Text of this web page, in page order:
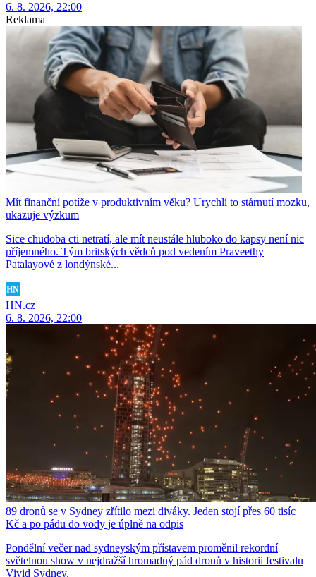
6. 8. 2026, 22:00
Reklama
Mít finanční potíže v produktivním věku? Urychlí to stárnutí mozku,
ukazuje výzkum
Sice chudoba cti netratí, ale mít neustále hluboko do kapsy není nic
příjemného. Tým britských vědců pod vedením Praveethy
Patalayové z londýnské...
HN.cz
6. 8. 2026, 22:00
89 dronů se v Sydney zřítilo mezi diváky. Jeden stojí přes 60 tisíc
Kč a po pádu do vody je úplně na odpis
Pondělní večer nad sydneyským přístavem proměnil rekordní
světelnou show v nejdražší hromadný pád dronů v historii festivalu
Vivid Sydney.